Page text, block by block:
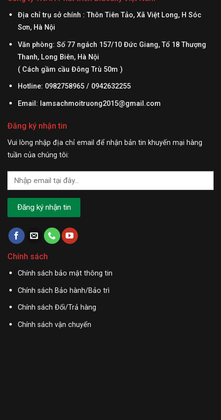
Địa chỉ trụ sở chính : Thôn Tiên Tảo, Xã Việt Long, H Sóc
Sơn, Hà Nội
Văn phòng: Số 77 ngách 157/10 Đức Giang, Tổ 18 Thượng
Thanh, Long Biên, Hà Nội
( Cách gầm cầu Đông Trù 50m )
Hotline: 0982758965 / 0942632255
Email: lamsachmoitruong2015@gmail.com
Đăng ký nhận tin
Vui lòng nhập địa chỉ email để nhận bản tin khuyến mại hàng
tuần của chúng tôi:
Chính sách
Chính sách bảo mật thông tin
Chính sách Bảo hành/Bảo trì
Chính sách Đổi/Trả hàng
Chính sách vận chuyển